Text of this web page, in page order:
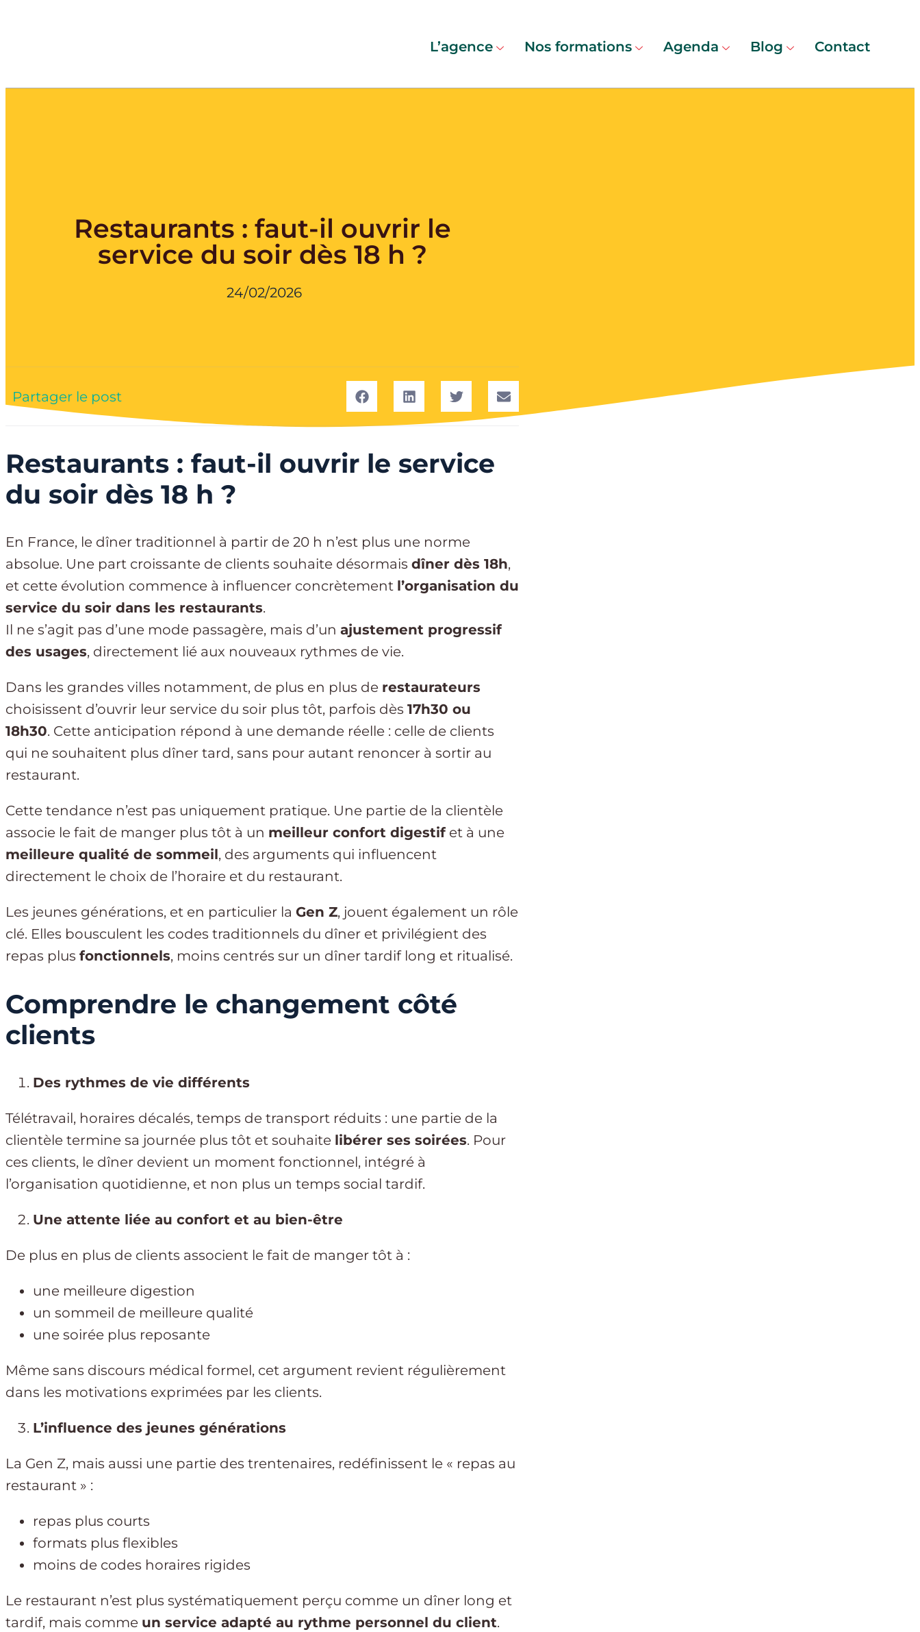
L’agence Nos formations Agenda Blog Contact
Restaurants : faut-il ouvrir le
service du soir dès 18 h ?
24/02/2026
Partager le post
Restaurants : faut-il ouvrir le service
du soir dès 18 h ?
En France, le dîner traditionnel à partir de 20 h n’est plus une norme
absolue. Une part croissante de clients souhaite désormais dîner dès 18h,
et cette évolution commence à influencer concrètement l’organisation du
service du soir dans les restaurants.
Il ne s’agit pas d’une mode passagère, mais d’un ajustement progressif
des usages, directement lié aux nouveaux rythmes de vie.
Dans les grandes villes notamment, de plus en plus de restaurateurs
choisissent d’ouvrir leur service du soir plus tôt, parfois dès 17h30 ou
18h30. Cette anticipation répond à une demande réelle : celle de clients
qui ne souhaitent plus dîner tard, sans pour autant renoncer à sortir au
restaurant.
Cette tendance n’est pas uniquement pratique. Une partie de la clientèle
associe le fait de manger plus tôt à un meilleur confort digestifet à une
meilleure qualité de sommeil, des arguments qui influencent
directement le choix de l’horaire et du restaurant.
Les jeunes générations, et en particulier la Gen Z, jouent également un rôle
clé. Elles bousculent les codes traditionnels du dîner et privilégient des
repas plus fonctionnels, moins centrés sur un dîner tardif long et ritualisé.
Comprendre le changement côté
clients
Des rythmes de vie différents
Télétravail, horaires décalés, temps de transport réduits : une partie de la
clientèle termine sa journée plus tôt et souhaite libérer ses soirées. Pour
ces clients, le dîner devient un moment fonctionnel, intégré à
l’organisation quotidienne, et non plus un temps social tardif.
Une attente liée au confort et au bien-être
De plus en plus de clients associent le fait de manger tôt à :
une meilleure digestion
un sommeil de meilleure qualité
une soirée plus reposante
Même sans discours médical formel, cet argument revient régulièrement
dans les motivations exprimées par les clients.
L’influence des jeunes générations
La Gen Z, mais aussi une partie des trentenaires, redéfinissent le « repas au
restaurant » :
repas plus courts
formats plus flexibles
moins de codes horaires rigides
Le restaurant n’est plus systématiquement perçu comme un dîner long et
tardif, mais comme un service adapté au rythme personnel du client.